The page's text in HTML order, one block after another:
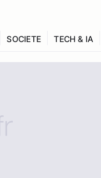
SOCIETE TECH & IA